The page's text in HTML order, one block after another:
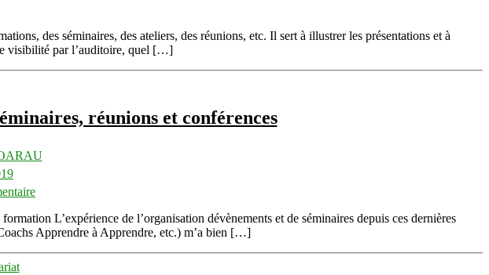
tableaux
blancs
des séminaires, des ateliers, des réunions, etc. Il sert à illustrer les présentations et à
visibilité par l’auditoire, quel […]
réunions et conférences
La
location
de
lieux
pour
L’expérience de l’organisation dévènements et de séminaires depuis ces dernières
Apprendre à Apprendre, etc.) m’a bien […]